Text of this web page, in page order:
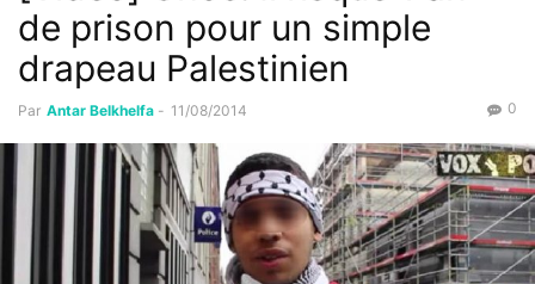
de prison pour un simple
drapeau Palestinien
Par Antar Belkhelfa - 11/08/2014 0